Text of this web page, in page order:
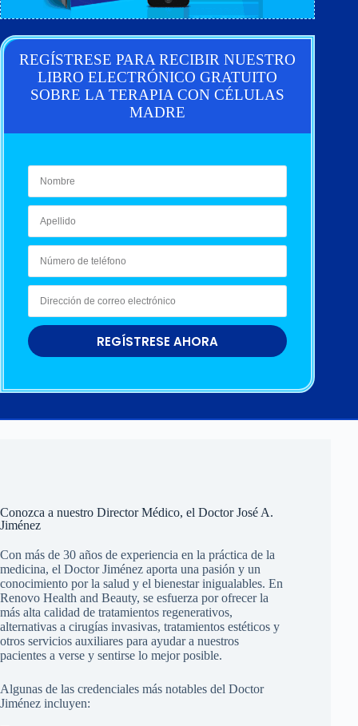
REGÍSTRESE PARA RECIBIR NUESTRO
LIBRO ELECTRÓNICO GRATUITO
SOBRE LA TERAPIA CON CÉLULAS
MADRE
REGÍSTRESE AHORA
Conozca a nuestro Director Médico, el Doctor José A.
Jiménez
Con más de 30 años de experiencia en la práctica de la
medicina, el Doctor Jiménez aporta una pasión y un
conocimiento por la salud y el bienestar inigualables. En
Renovo Health and Beauty, se esfuerza por ofrecer la
más alta calidad de tratamientos regenerativos,
alternativas a cirugías invasivas, tratamientos estéticos y
otros servicios auxiliares para ayudar a nuestros
pacientes a verse y sentirse lo mejor posible.
Algunas de las credenciales más notables del Doctor
Jiménez incluyen: